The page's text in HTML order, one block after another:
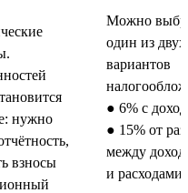
нужно
взносы
Можно
один из двух
вариантов
● 6% с
● 15% от
между
и расходами